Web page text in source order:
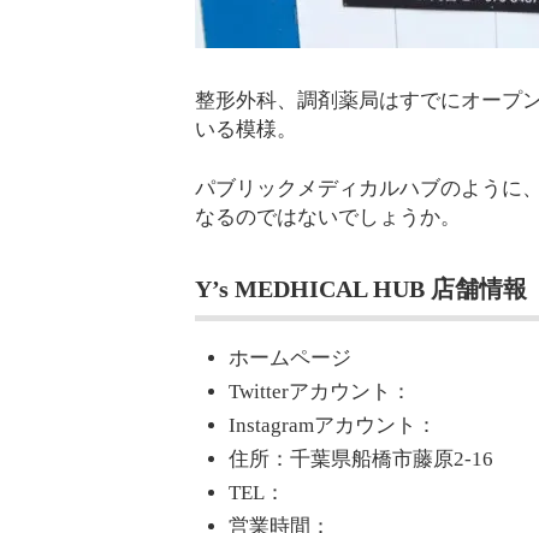
整形外科、調剤薬局はすでにオープ
いる模様。
パブリックメディカルハブのように
なるのではないでしょうか。
Y’s MEDHICAL HUB 店舗情報
ホームページ
Twitterアカウント：
Instagramアカウント：
住所：千葉県船橋市藤原2-16
TEL：
営業時間：